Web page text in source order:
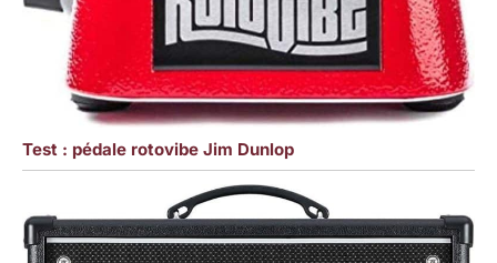
Test : pédale rotovibe Jim Dunlop